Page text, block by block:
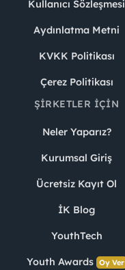
Kullanıcı Sözleşmesi
Aydınlatma Metni
KVKK Politikası
Çerez Politikası
ŞIRKETLER İÇIN
Neler Yaparız?
Kurumsal Giriş
Ücretsiz Kayıt Ol
İK Blog
YouthTech
Youth Awards Oy Ver